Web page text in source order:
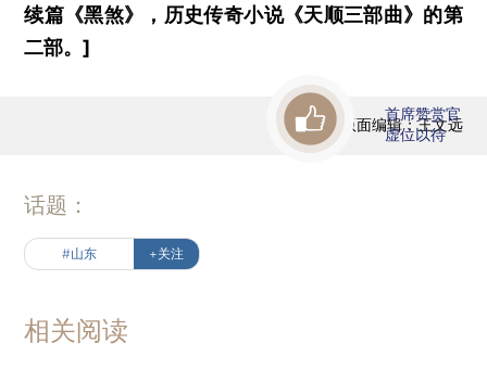
续篇《黑煞》，历史传奇小说《天顺三部曲》的第
二部。]
版面编辑：王文远
首席赞赏官
虚位以待
话题：
#山东 +关注
相关阅读